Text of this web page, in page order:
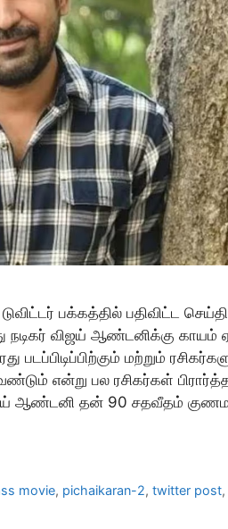
பக்கத்தில் பதிவிட்ட
நடிகர் விஜய் ஆண்டனிக்கு காயம்
மற்றும்
என்று பல ரசிகர்கள்
ஆண்டனி தன் 90 சதவீதம்
movie, pichaikaran-2,twitter post